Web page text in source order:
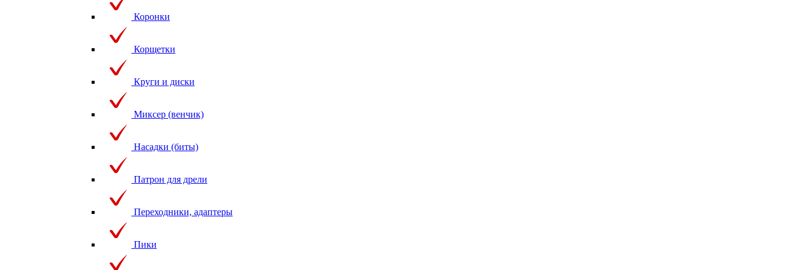
Коронки
Корщетки
Круги и диски
Миксер (венчик)
Насадки (биты)
Патрон для дрели
Переходники, адаптеры
Пики